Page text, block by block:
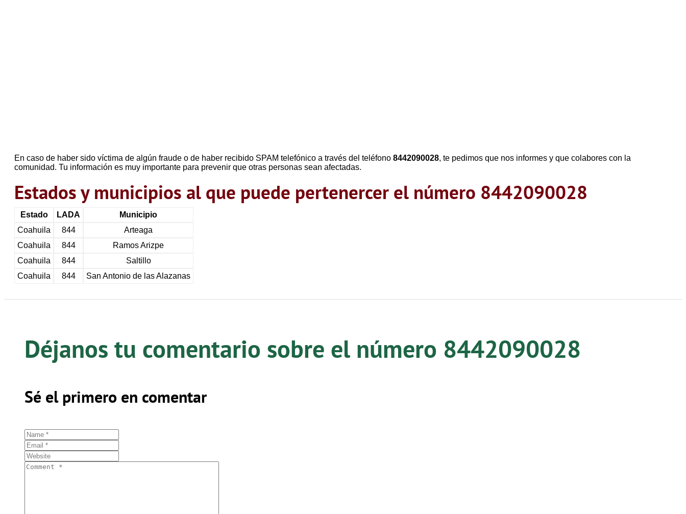
En caso de haber sido víctima de algún fraude o de haber recibido SPAM telefónico a través del teléfono 8442090028, te pedimos que nos informes y que colabores con la
comunidad. Tu información es muy importante para prevenir que otras personas sean afectadas.
Estados y municipios al que puede pertenercer el número 8442090028
Estado LADA
Municipio
Coahuila
844
Arteaga
Coahuila
844
Ramos Arizpe
Coahuila
844
Saltillo
Coahuila
844 San Antonio de las Alazanas
Déjanos tu comentario sobre el número 8442090028
Sé el primero en comentar